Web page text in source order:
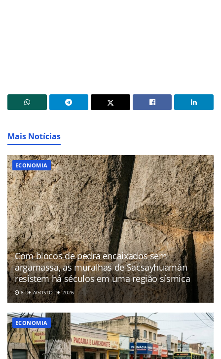
Mais Notícias
ECONOMIA
Com blocos de pedra encaixados sem
argamassa, as muralhas de Sacsayhuamán
resistem há séculos em uma região sísmica
8 DE AGOSTO DE 2026
ECONOMIA